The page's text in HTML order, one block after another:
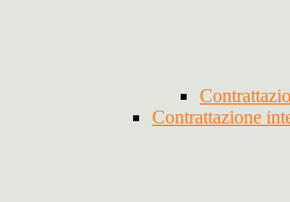
Contrattazione